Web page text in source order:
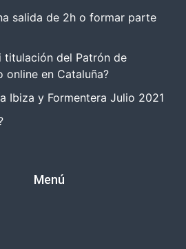
salida de 2h o formar parte
titulación del Patrón de
online en Cataluña?
Ibiza y Formentera Julio 2021
Menú